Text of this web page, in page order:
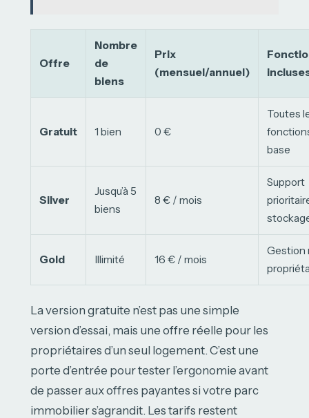
Offre
Nombre
de
biens
Prix
(mensuel/annuel)
Gratuit 1 bien 0 €
Toutes
base
Silver
Jusqu’à 5
biens
8 € / mois
Support
Gold Illimité 16 € / mois
Gestion
La version gratuite n’est pas une simple
version d’essai, mais une offre réelle pour les
propriétaires d’un seul logement. C’est une
porte d’entrée pour tester l’ergonomie avant
de passer aux offres payantes si votre parc
immobilier s’agrandit. Les tarifs restent